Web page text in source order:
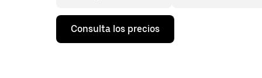
Pulsa
flecha
Consulta los precios